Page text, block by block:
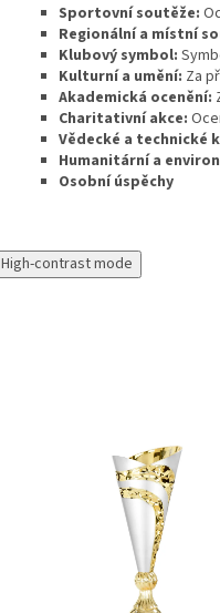
Sportovní soutěže:
Regionální a místní
Klubový symbol:
Kulturní a umění: Za
Akademická ocenění:
Charitativní akce:
Vědecké a technické
Humanitární a
Osobní úspěchy
High-contrast mode